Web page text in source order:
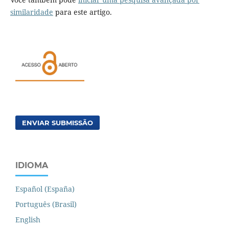
similaridade para este artigo.
ENVIAR SUBMISSÃO
IDIOMA
Español (España)
Português (Brasil)
English